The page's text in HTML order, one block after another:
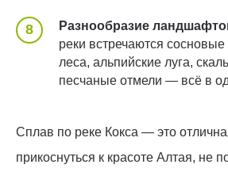
Разнообразие
реки встречаются
леса, альпийские луга,
песчаные отмели — всё в
Сплав по реке Кокса — это
прикоснуться к красоте Алтая, не